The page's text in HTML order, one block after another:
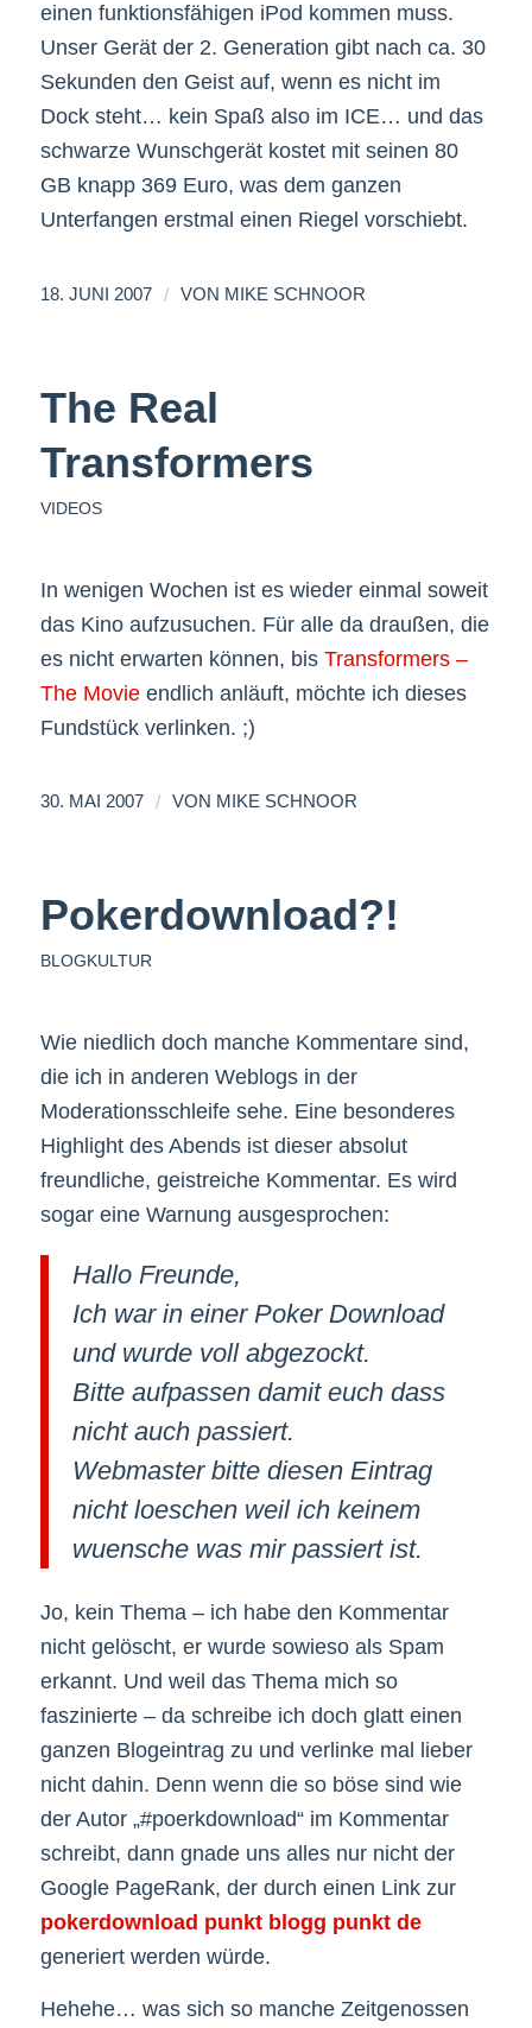
einen funktionsfähigen iPod kommen muss.
Unser Gerät der 2. Generation gibt nach ca. 30
Sekunden den Geist auf, wenn es nicht im
Dock steht… kein Spaß also im ICE… und das
schwarze Wunschgerät kostet mit seinen 80
GB knapp 369 Euro, was dem ganzen
Unterfangen erstmal einen Riegel vorschiebt.
18. JUNI 2007 / VON MIKE SCHNOOR
The Real
Transformers
VIDEOS
In wenigen Wochen ist es wieder einmal soweit
das Kino aufzusuchen. Für alle da draußen, die
es nicht erwarten können, bis Transformers –
The Movieendlich anläuft, möchte ich dieses
Fundstück verlinken. ;)
30. MAI 2007 / VON MIKE SCHNOOR
Pokerdownload?!
BLOGKULTUR
Wie niedlich doch manche Kommentare sind,
die ich in anderen Weblogs in der
Moderationsschleife sehe. Eine besonderes
Highlight des Abends ist dieser absolut
freundliche, geistreiche Kommentar. Es wird
sogar eine Warnung ausgesprochen:
Hallo Freunde,
Ich war in einer Poker Download
und wurde voll abgezockt.
Bitte aufpassen damit euch dass
nicht auch passiert.
Webmaster bitte diesen Eintrag
nicht loeschen weil ich keinem
wuensche was mir passiert ist.
Jo, kein Thema – ich habe den Kommentar
nicht gelöscht, er wurde sowieso als Spam
erkannt. Und weil das Thema mich so
faszinierte – da schreibe ich doch glatt einen
ganzen Blogeintrag zu und verlinke mal lieber
nicht dahin. Denn wenn die so böse sind wie
der Autor „#poerkdownload“ im Kommentar
schreibt, dann gnade uns alles nur nicht der
Google PageRank, der durch einen Link zur
pokerdownload punkt blogg punkt de
generiert werden würde.
Hehehe… was sich so manche Zeitgenossen